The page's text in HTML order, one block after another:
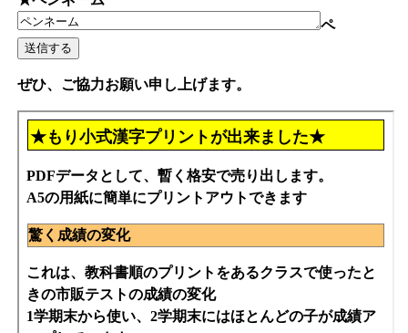
ペ
ぜひ、ご協力お願い申し上げます。